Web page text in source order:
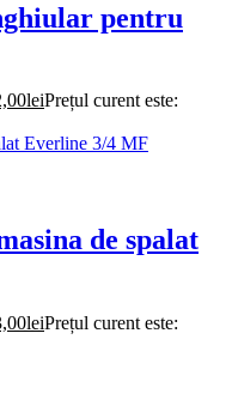
pentru
leiPrețul curent este:
de spalat
leiPrețul curent este: